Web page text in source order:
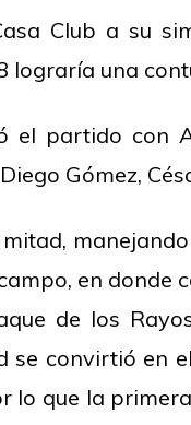
Club a su
lograría una
partido con
Gómez,
en
de los
convirtió en
que la